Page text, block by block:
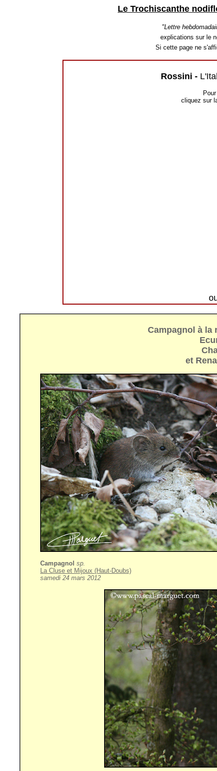
Le Trochiscanthe
"Lettre
explications sur le
Si cette page ne
Rossini -
cliquez sur
Campagnol à la
et
Campagnol sp.
La Cluse et Mijoux (Haut-Doubs)
samedi 24 mars 2012